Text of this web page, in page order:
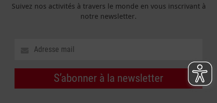
Suivez nos activités à travers le monde en vous inscrivant à
notre newsletter.
S’abonner à la newsletter